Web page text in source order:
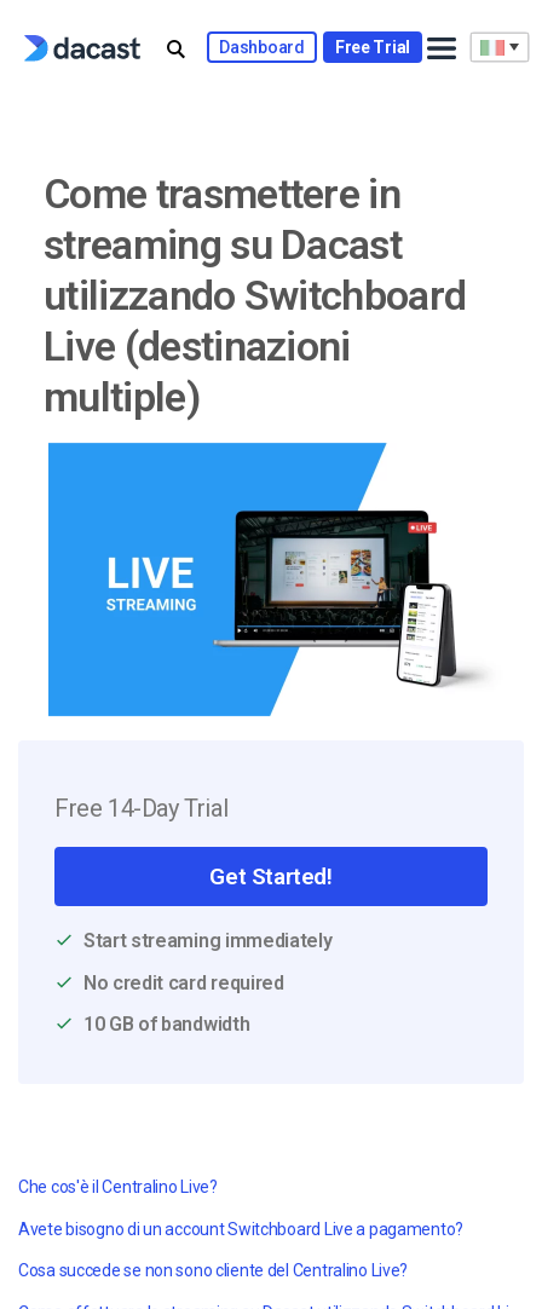
Dashboard Free Trial
Come trasmettere in
streaming su Dacast
utilizzando Switchboard
Live (destinazioni
multiple)
Free 14-Day Trial
Get Started!
Start streaming immediately
No credit card required
10 GB of bandwidth
Che cos'è il Centralino Live?
Avete bisogno di un account Switchboard Live a pagamento?
Cosa succede se non sono cliente del Centralino Live?